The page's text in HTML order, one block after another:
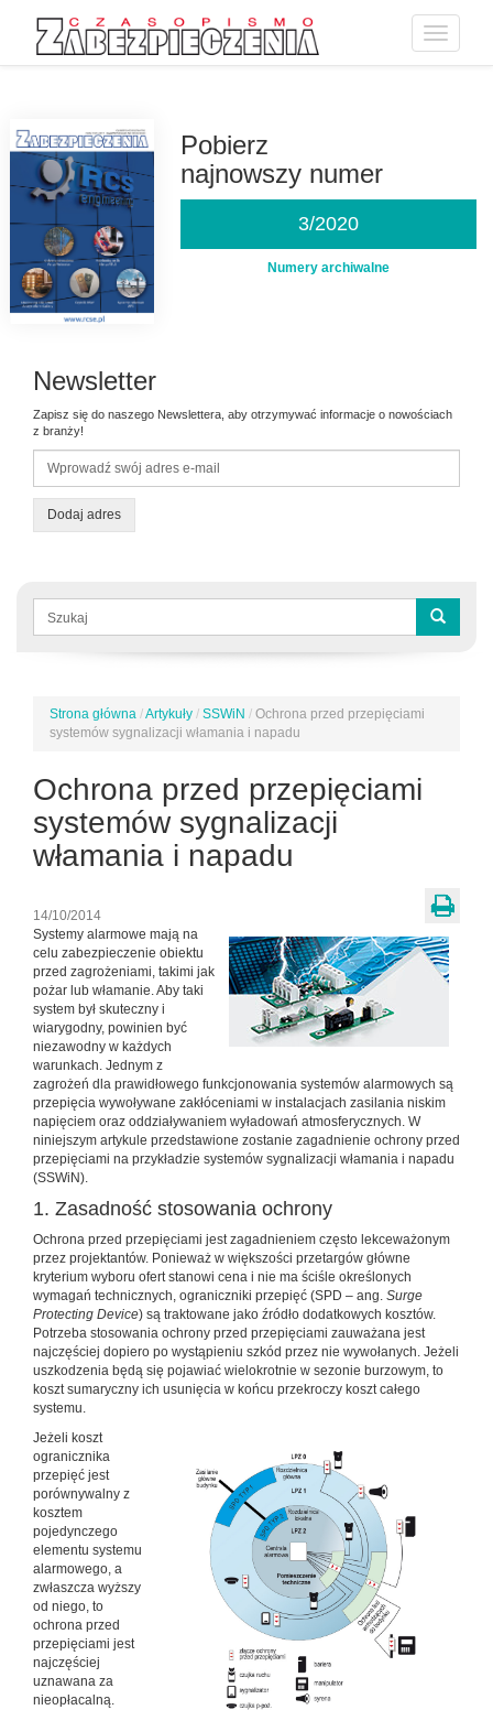
Toggle
Pobierz
najnowszy numer
3/2020
Numery archiwalne
Newsletter
Zapisz się do naszego Newslettera, aby otrzymywać informacje o nowościach
z branży!
Dodaj adres
Formularz
wyszukiwania
Jesteś
tutaj
Strona główna /Artykuły / SSWiN / Ochrona przed przepięciami
systemów sygnalizacji włamania i napadu
Ochrona przed przepięciami
systemów sygnalizacji
włamania i napadu
14/10/2014
Systemy alarmowe mają na
celu zabezpieczenie obiektu
przed zagrożeniami, takimi jak
pożar lub włamanie. Aby taki
system był skuteczny i
wiarygodny, powinien być
niezawodny w każdych
warunkach. Jednym z
zagrożeń dla prawidłowego funkcjonowania systemów alarmowych są
przepięcia wywoływane zakłóceniami w instalacjach zasilania niskim
napięciem oraz oddziaływaniem wyładowań atmosferycznych. W
niniejszym artykule przedstawione zostanie zagadnienie ochrony przed
przepięciami na przykładzie systemów sygnalizacji włamania i napadu
(SSWiN).
1. Zasadność stosowania ochrony
Ochrona przed przepięciami jest zagadnieniem często lekceważonym
przez projektantów. Ponieważ w większości przetargów główne
kryterium wyboru ofert stanowi cena i nie ma ściśle określonych
wymagań technicznych, ograniczniki przepięć (SPD – ang. Surge
Protecting Device) są traktowane jako źródło dodatkowych kosztów.
Potrzeba stosowania ochrony przed przepięciami zauważana jest
najczęściej dopiero po wystąpieniu szkód przez nie wywołanych. Jeżeli
uszkodzenia będą się pojawiać wielokrotnie w sezonie burzowym, to
koszt sumaryczny ich usunięcia w końcu przekroczy koszt całego
systemu.
Jeżeli koszt
ogranicznika
przepięć jest
porównywalny z
kosztem
pojedynczego
elementu systemu
alarmowego, a
zwłaszcza wyższy
od niego, to
ochrona przed
przepięciami jest
najczęściej
uznawana za
nieopłacalną.